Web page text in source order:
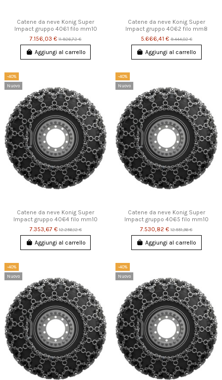
Catene da neve Konig Super
Impact gruppo 4061 filo mm10
7.156,03 €11.926,72 €
Aggiungi al carrello
Catene da neve Konig Super
Impact gruppo 4062 filo mm8
5.666,41 €9.444,02 €
Aggiungi al carrello
-40%
Nuovo
Catene da neve Konig Super
Impact gruppo 4064 filo mm10
7.353,67 €12.256,12 €
Aggiungi al carrello
-40%
Nuovo
Catene da neve Konig Super
Impact gruppo 4065 filo mm10
7.530,82 €12.551,36 €
Aggiungi al carrello
-40%
Nuovo
-40%
Nuovo